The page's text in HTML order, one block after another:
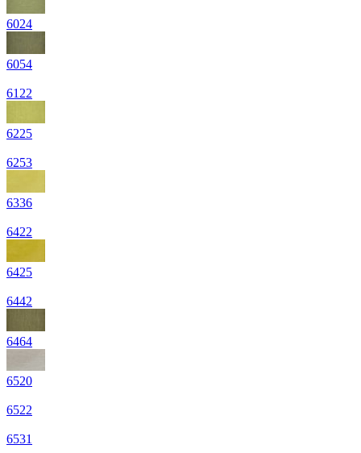
6024
6054
6122
6225
6253
6336
6422
6425
6442
6464
6520
6522
6531